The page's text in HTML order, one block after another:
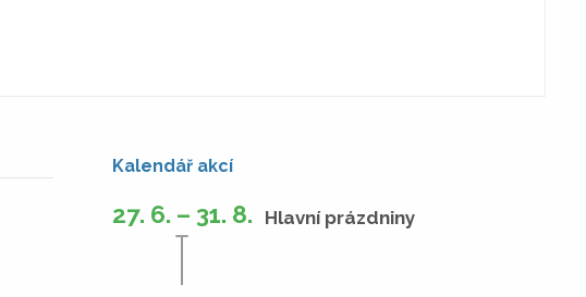
Kalendář akcí
27. 6. – 31. 8. Hlavní prázdniny